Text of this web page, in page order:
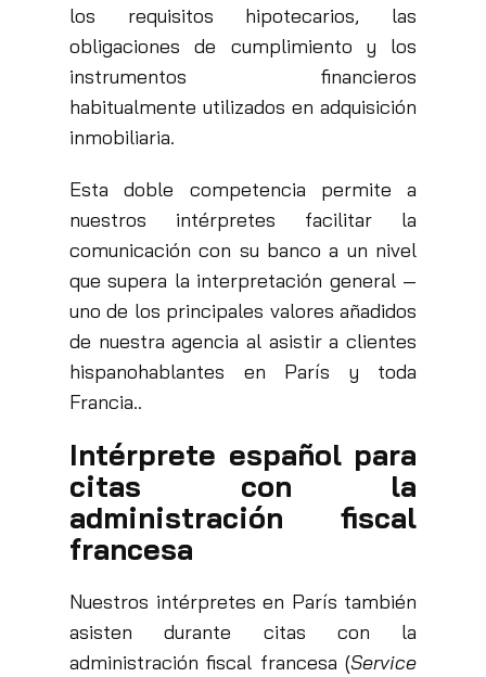
los requisitos hipotecarios, las
obligaciones de cumplimiento y los
instrumentos financieros
habitualmente utilizados en adquisición
inmobiliaria.
Esta doble competencia permite a
nuestros intérpretes facilitar la
comunicación con su banco a un nivel
que supera la interpretación general —
uno de los principales valores añadidos
de nuestra agencia al asistir a clientes
hispanohablantes en París y toda
Francia..
Intérprete español para
citas con la
administración fiscal
francesa
Nuestros intérpretes en París también
asisten durante citas con la
administración fiscal francesa (Service